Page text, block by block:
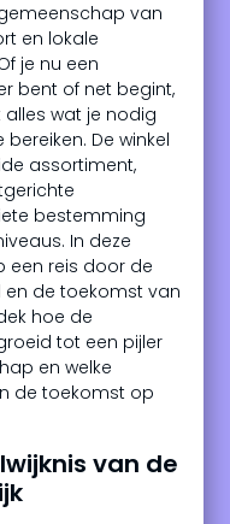
van
en lokale
je nu een
bent of net begint,
wat je nodig
De winkel
assortiment,
bestemming
In deze
een reis door de
en de toekomst van
hoe de
tot een pijler
en welke
de toekomst op
van de